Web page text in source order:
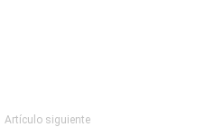
Artículo siguiente